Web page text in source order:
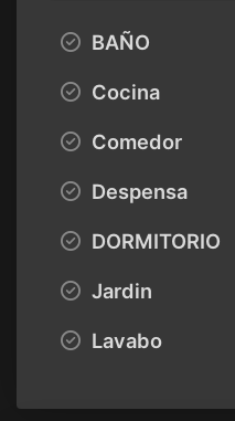
BAÑO
Cocina
Comedor
Despensa
DORMITORIO
Jardin
Lavabo